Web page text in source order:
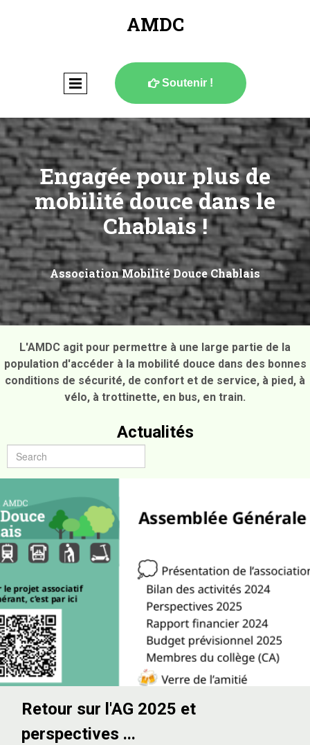
AMDC
Soutenir !
Engagée pour plus de
mobilité douce dans le
Chablais !
Association Mobilité Douce Chablais
L'AMDC agit pour permettre à une large partie de la
population d'accéder à la mobilité douce dans des bonnes
conditions de sécurité, de confort et de service, à pied, à
vélo, à trottinette, en bus, en train.
Actualités
Retour sur l'AG 2025 et
perspectives ...